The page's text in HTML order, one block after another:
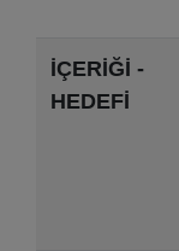
İÇERİĞİ -
HEDEFİ